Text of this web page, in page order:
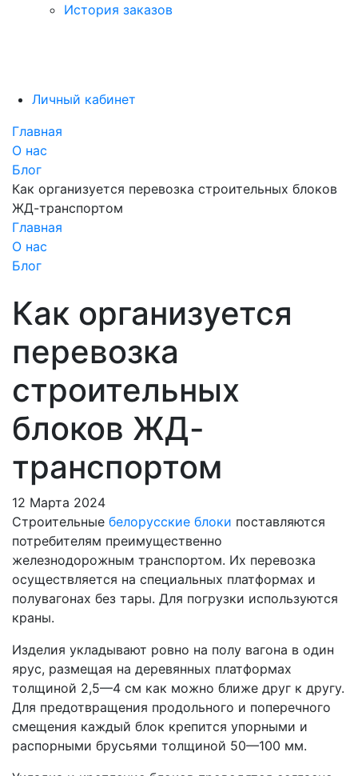
История заказов
Личный кабинет
Главная
О нас
Блог
Как организуется перевозка строительных блоков
ЖД-транспортом
Главная
О нас
Блог
Как организуется
перевозка
строительных
блоков ЖД-
транспортом
12 Марта 2024
Строительные белорусские блоки поставляются
потребителям преимущественно
железнодорожным транспортом. Их перевозка
осуществляется на специальных платформах и
полувагонах без тары. Для погрузки используются
краны.
Изделия укладывают ровно на полу вагона в один
ярус, размещая на деревянных платформах
толщиной 2,5—4 см как можно ближе друг к другу.
Для предотвращения продольного и поперечного
смещения каждый блок крепится упорными и
распорными брусьями толщиной 50—100 мм.